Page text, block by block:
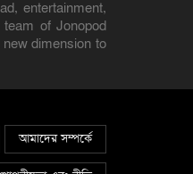
entertainment,
of Jonopod
dimension to
আমাদের সম্পর্কে